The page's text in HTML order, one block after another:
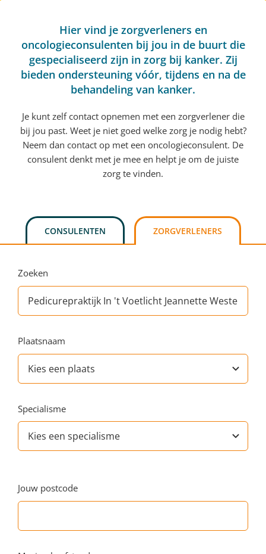
Hier vind je zorgverleners en
oncologieconsulenten bij jou in de buurt die
gespecialiseerd zijn in zorg bij kanker. Zij
bieden ondersteuning vóór, tijdens en na de
behandeling van kanker.
Je kunt zelf contact opnemen met een zorgverlener die
bij jou past. Weet je niet goed welke zorg je nodig hebt?
Neem dan contact op met een oncologieconsulent. De
consulent denkt met je mee en helpt je om de juiste
zorg te vinden.
CONSULENTEN ZORGVERLENERS
Zoeken
Plaatsnaam
Specialisme
Jouw postcode